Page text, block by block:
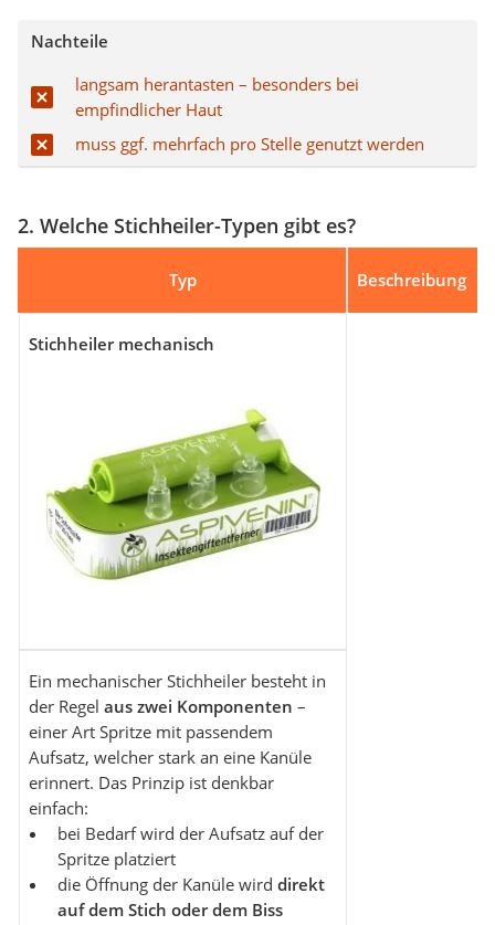
Nachteile
langsam herantasten – besonders bei
empfindlicher Haut
muss ggf. mehrfach pro Stelle genutzt werden
2. Welche Stichheiler-Typen gibt es?
Typ Beschreibung
Stichheiler mechanisch
Ein mechanischer Stichheiler besteht in
der Regel aus zwei Komponenten –
einer Art Spritze mit passendem
Aufsatz, welcher stark an eine Kanüle
erinnert. Das Prinzip ist denkbar
einfach:
bei Bedarf wird der Aufsatz auf der
Spritze platziert
die Öffnung der Kanüle wird direkt
auf dem Stich oder dem Biss